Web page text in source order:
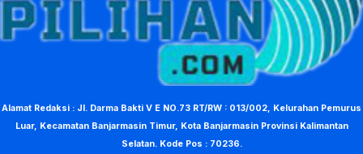
Alamat Redaksi : Jl. Darma Bakti V E NO.73 RT/RW : 013/002, Kelurahan Pemurus
Luar, Kecamatan Banjarmasin Timur, Kota Banjarmasin Provinsi Kalimantan
Selatan. Kode Pos : 70236.